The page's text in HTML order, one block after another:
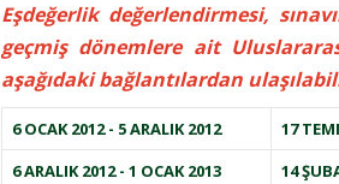
Eşdeğerlik değerlendirmesi,
geçmiş dönemlere ait
aşağıdaki bağlantılardan
6 OCAK 2012 - 5 ARALIK 2012 17
6 ARALIK 2012 - 1 OCAK 2013
14